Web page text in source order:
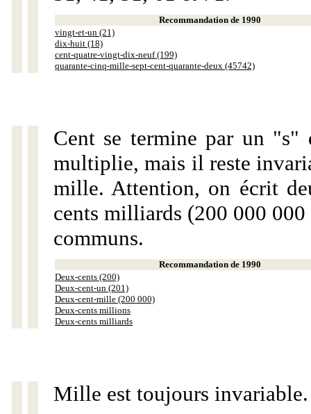
Recommandation de 1990
vingt-et-un (21)
dix-huit (18)
cent-quatre-vingt-dix-neuf (199)
quarante-cinq-mille-sept-cent-quarante-deux (45742)
Cent se termine par un "s"
multiplie, mais il reste
mille. Attention, on écrit
cents milliards (200 000
communs.
Recommandation de 1990
Deux-cents (200)
Deux-cent-un (201)
Deux-cent-mille (200 000)
Deux-cents millions
Deux-cents milliards
Mille est toujours invariable.